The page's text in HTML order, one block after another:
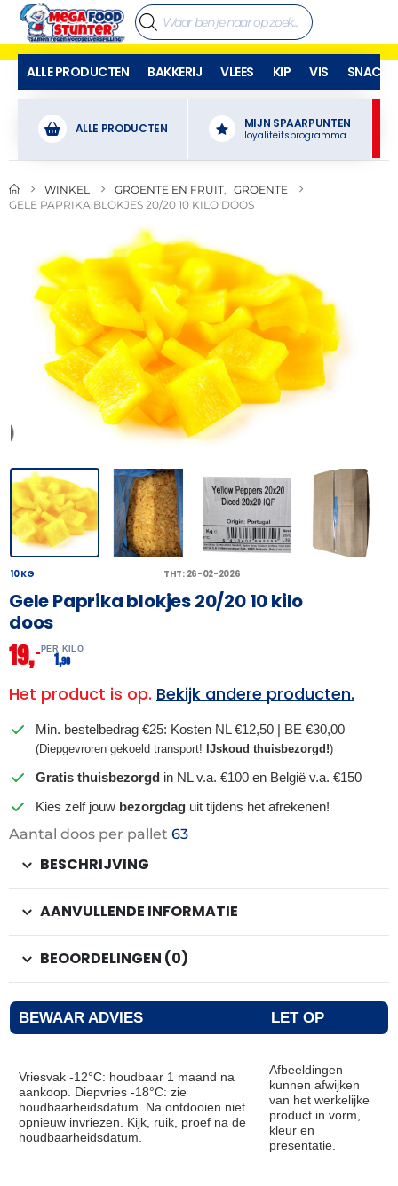
ALLE PRODUCTEN BAKKERIJ VLEES KIP VIS SNACKS
ALLE PRODUCTEN MIJN SPAARPUNTEN
loyaliteitsprogramma
WINKEL GROENTE EN FRUIT
GROENTE
GELE PAPRIKA BLOKJES 20/20 10 KILO DOOS
10 KG THT: 26-02-2026
Gele Paprika blokjes 20/20 10 kilo
doos
19,– PER KILO
1,90
Het product is op. Bekijk andere producten.
Min. bestelbedrag €25: Kosten NL €12,50 | BE €30,00
(Diepgevroren gekoeld transport! IJskoud thuisbezorgd!)
Gratis thuisbezorgd in NL v.a. €100 en België v.a. €150
Kies zelf jouw bezorgdag uit tijdens het afrekenen!
Aantal doos per pallet 63
BESCHRIJVING
AANVULLENDE INFORMATIE
BEOORDELINGEN (0)
BEWAAR ADVIES LET OP
Vriesvak -12°C: houdbaar 1 maand na
aankoop. Diepvries -18°C: zie
houdbaarheidsdatum. Na ontdooien niet
opnieuw invriezen. Kijk, ruik, proef na de
houdbaarheidsdatum.
Afbeeldingen
kunnen afwijken
van het werkelijke
product in vorm,
kleur en
presentatie.